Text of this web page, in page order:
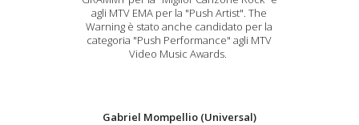
agli MTV EMA per la "Push Artist". The
Warning è stato anche candidato per la
categoria "Push Performance" agli MTV
Video Music Awards.
Gabriel Mompellio (Universal)